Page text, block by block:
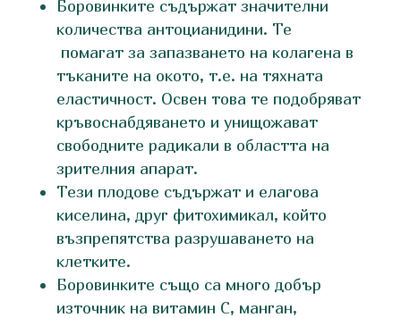
Боровинките съдържат значителни
количества антоцианидини. Те
помагат за запазването на колагена в
тъканите на окото, т.е. на тяхната
еластичност. Освен това те подобряват
кръвоснабдяването и унищожават
свободните радикали в областта на
зрителния апарат.
Тези плодове съдържат и елагова
киселина, друг фитохимикал, който
възпрепятства разрушаването на
клетките.
Боровинките също са много добър
източник на витамин С, манган,